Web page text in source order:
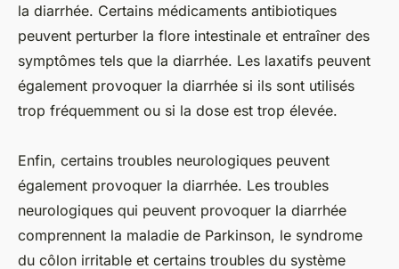
la diarrhée. Certains médicaments antibiotiques
peuvent perturber la flore intestinale et entraîner des
symptômes tels que la diarrhée. Les laxatifs peuvent
également provoquer la diarrhée si ils sont utilisés
trop fréquemment ou si la dose est trop élevée.
Enfin, certains troubles neurologiques peuvent
également provoquer la diarrhée. Les troubles
neurologiques qui peuvent provoquer la diarrhée
comprennent la maladie de Parkinson, le syndrome
du côlon irritable et certains troubles du système